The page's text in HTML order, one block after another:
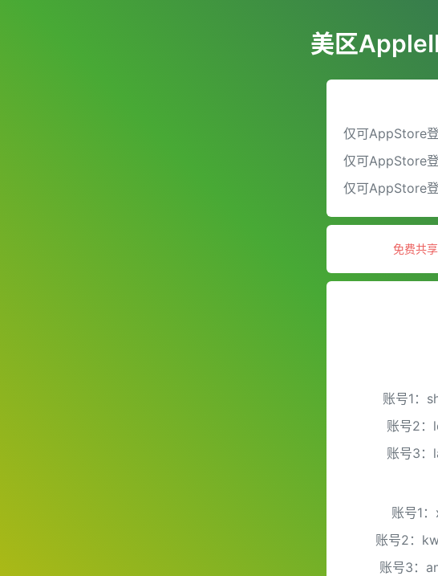
美区
仅可AppStore
仅可AppStore
仅可AppStore
免费共
账号1：
账号2
账号3
账号1
账号2：
账号3：